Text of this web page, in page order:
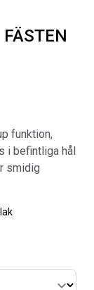
funktion,
i befintliga hål
smidig